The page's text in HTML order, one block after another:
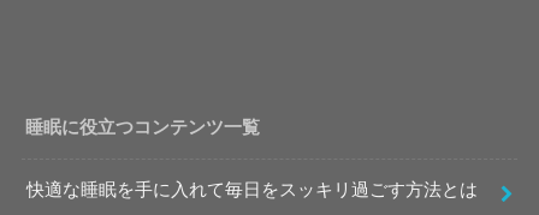
睡眠に役立つコンテンツ一覧
快適な睡眠を手に入れて毎日をスッキリ過ごす方法とは